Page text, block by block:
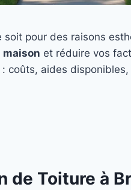
soit pour des raisons
maison et réduire vos
: coûts, aides
de Toiture à